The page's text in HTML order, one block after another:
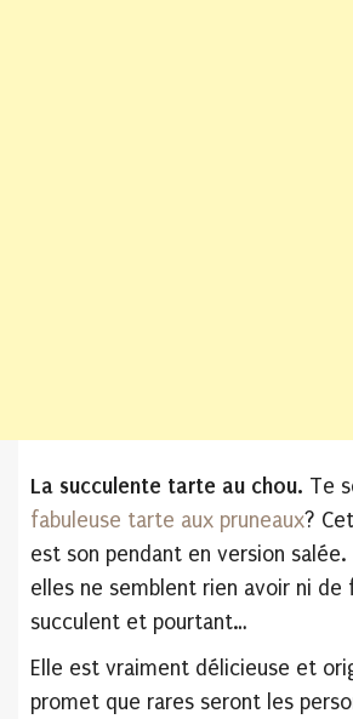
La succulente tarte au chou. Te
fabuleuse tarte aux pruneaux?
est son pendant en version
elles ne semblent rien avoir ni de
succulent et pourtant…
Elle est vraiment délicieuse et
promet que rares seront les